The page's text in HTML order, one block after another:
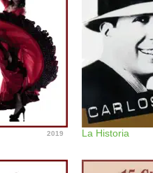
2019 La Historia